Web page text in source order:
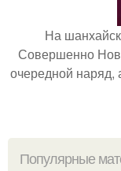
На
Совершенно
очередной
Популярные